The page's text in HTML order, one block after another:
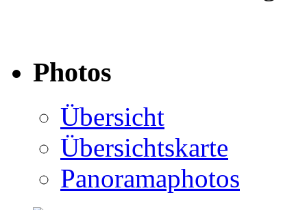
Photos
Übersicht
Übersichtskarte
Panoramaphotos